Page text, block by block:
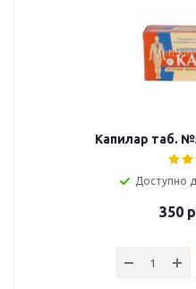
Капилар таб.
Доступно
350